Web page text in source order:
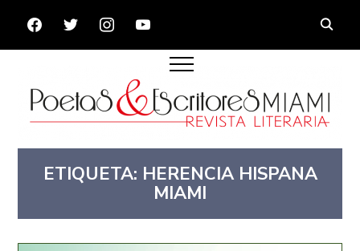
FACEBOOKTWITTERINSTAGRAMYOUTUBE
ETIQUETA: HERENCIA HISPANA
MIAMI